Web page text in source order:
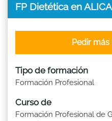
FP Dietética en
Tipo de formación
Formación Profesional
Curso de
Formación Profesional de
Pedir